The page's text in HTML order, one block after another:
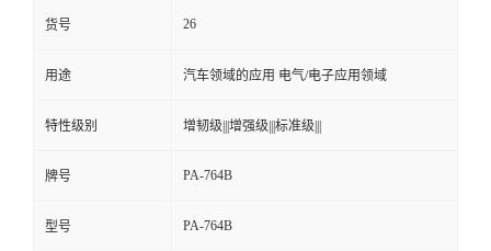
线
货号 26
用途 汽车领域的应用 电气/电子应用领域
特性级别 增韧级|||增强级|||标准级|||
牌号 PA-764B
型号 PA-764B